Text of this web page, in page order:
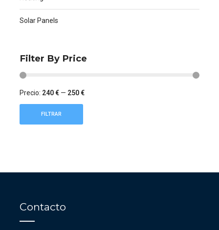
Solar Panels
Filter By Price
FILTRAR
Precio: 240 € — 250 €
Contacto